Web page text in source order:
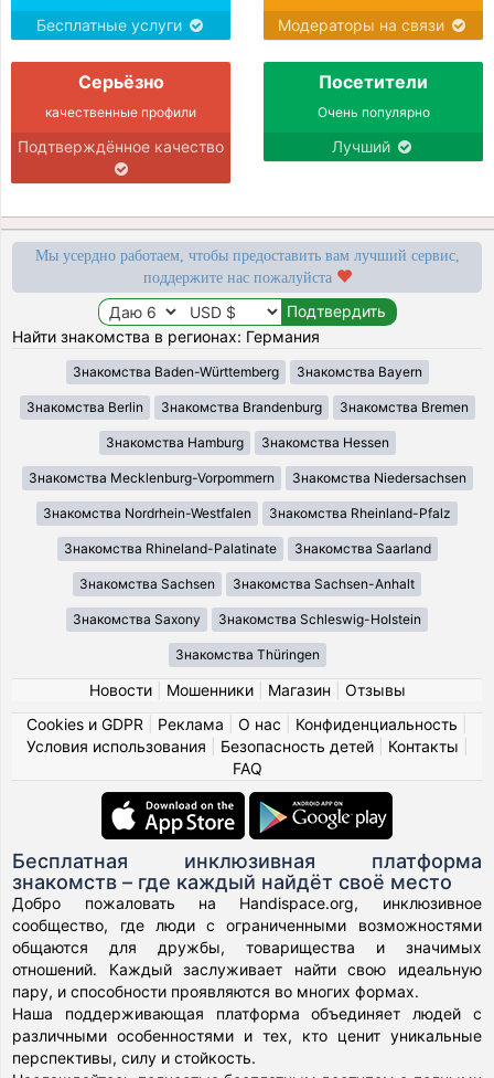
Бесплатные услуги Модераторы на связи
Серьёзно
качественные профили
Подтверждённое качество
Посетители
Очень популярно
Лучший
Мы усердно работаем, чтобы предоставить вам лучший сервис,
поддержите нас пожалуйста
Найти знакомства в регионах: Германия
Знакомства Baden-Württemberg Знакомства Bayern
Знакомства Berlin Знакомства Brandenburg Знакомства Bremen
Знакомства Hamburg Знакомства Hessen
Знакомства Mecklenburg-Vorpommern Знакомства Niedersachsen
Знакомства Nordrhein-Westfalen Знакомства Rheinland-Pfalz
Знакомства Rhineland-Palatinate Знакомства Saarland
Знакомства Sachsen Знакомства Sachsen-Anhalt
Знакомства Saxony Знакомства Schleswig-Holstein
Знакомства Thüringen
Новости| Мошенники| Магазин
Отзывы
Cookies и GDPR
Реклама О нас Конфиденциальность
Условия использования
Безопасность детей| Контакты
FAQ
Бесплатная инклюзивная платформа
знакомств – где каждый найдёт своё место
Добро пожаловать на Handispace.org, инклюзивное
сообщество, где люди с ограниченными возможностями
общаются для дружбы, товарищества и значимых
отношений. Каждый заслуживает найти свою идеальную
пару, и способности проявляются во многих формах.
Наша поддерживающая платформа объединяет людей с
различными особенностями и тех, кто ценит уникальные
перспективы, силу и стойкость.